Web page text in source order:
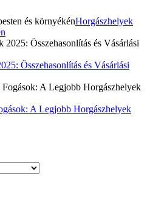
Horgászhelyek
Összehasonlítás és Vásárlási
A Legjobb Horgászhelyek